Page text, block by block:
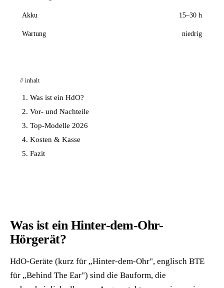
Akku 15–30 h
Wartung niedrig
// inhalt
Was ist ein HdO?
Vor- und Nachteile
Top-Modelle 2026
Kosten & Kasse
Fazit
Was ist ein Hinter-dem-Ohr-
Hörgerät?
HdO-Geräte (kurz für „Hinter-dem-Ohr", englisch BTE
für „Behind The Ear") sind die Bauform, die